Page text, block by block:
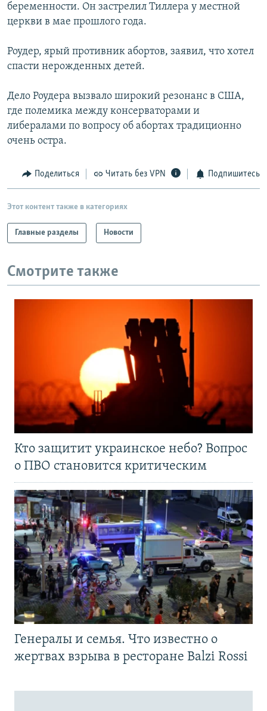
Все сайты РСЕ/РС
беременности. Он застрелил Тиллера у местной
церкви в мае прошлого года.
Роудер, ярый противник абортов, заявил, что хотел
спасти нерожденных детей.
Дело Роудера вызвало широкий резонанс в США,
где полемика между консерваторами и
либералами по вопросу об абортах традиционно
очень остра.
Поделиться Читать без VPN Подпишитесь
Этот контент также в категориях
Главные разделы Новости
Смотрите также
Кто защитит украинское небо? Вопрос
о ПВО становится критическим
Генералы и семья. Что известно о
жертвах взрыва в ресторане Balzi Rossi